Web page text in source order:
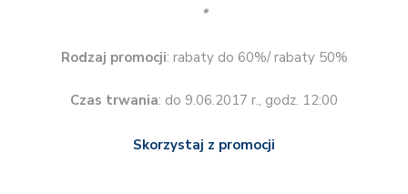
*
Rodzaj promocji: rabaty do 60%/ rabaty 50%
Czas trwania: do 9.06.2017 r., godz. 12:00
Skorzystaj z promocji